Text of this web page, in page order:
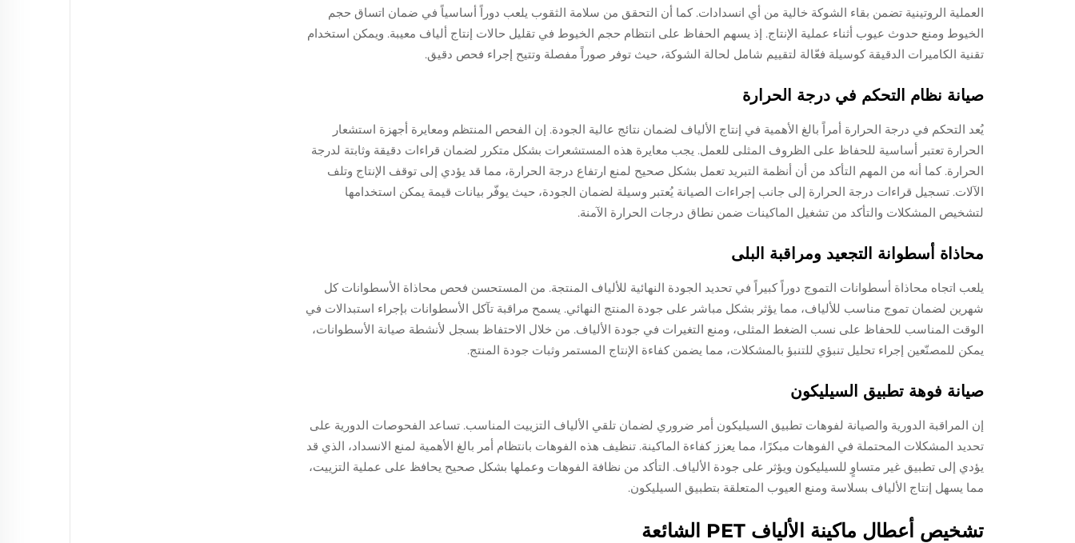
العملية الروتينية تضمن بقاء الشوكة خالية من أي انسدادات. كما أن التحقق من سلامة الثقوب يلعب دوراً أساسياً في ضمان اتساق حجم
الخيوط ومنع حدوث عيوب أثناء عملية الإنتاج. إذ يسهم الحفاظ على انتظام حجم الخيوط في تقليل حالات إنتاج ألياف معيبة. ويمكن استخدام
تقنية الكاميرات الدقيقة كوسيلة فعّالة لتقييم شامل لحالة الشوكة، حيث توفر صوراً مفصلة وتتيح إجراء فحص دقيق.
صيانة نظام التحكم في درجة الحرارة
يُعد التحكم في درجة الحرارة أمراً بالغ الأهمية في إنتاج الألياف لضمان نتائج عالية الجودة. إن الفحص المنتظم ومعايرة أجهزة استشعار
الحرارة تعتبر أساسية للحفاظ على الظروف المثلى للعمل. يجب معايرة هذه المستشعرات بشكل متكرر لضمان قراءات دقيقة وثابتة لدرجة
الحرارة. كما أنه من المهم التأكد من أن أنظمة التبريد تعمل بشكل صحيح لمنع ارتفاع درجة الحرارة، مما قد يؤدي إلى توقف الإنتاج وتلف
الآلات. تسجيل قراءات درجة الحرارة إلى جانب إجراءات الصيانة يُعتبر وسيلة لضمان الجودة، حيث يوفّر بيانات قيمة يمكن استخدامها
لتشخيص المشكلات والتأكد من تشغيل الماكينات ضمن نطاق درجات الحرارة الآمنة.
محاذاة أسطوانة التجعيد ومراقبة البلى
يلعب اتجاه محاذاة أسطوانات التموج دوراً كبيراً في تحديد الجودة النهائية للألياف المنتجة. من المستحسن فحص محاذاة الأسطوانات كل
شهرين لضمان تموج مناسب للألياف، مما يؤثر بشكل مباشر على جودة المنتج النهائي. يسمح مراقبة تآكل الأسطوانات بإجراء استبدالات في
الوقت المناسب للحفاظ على نسب الضغط المثلى، ومنع التغيرات في جودة الألياف. من خلال الاحتفاظ بسجل لأنشطة صيانة الأسطوانات،
يمكن للمصنّعين إجراء تحليل تنبؤي للتنبؤ بالمشكلات، مما يضمن كفاءة الإنتاج المستمر وثبات جودة المنتج.
صيانة فوهة تطبيق السيليكون
إن المراقبة الدورية والصيانة لفوهات تطبيق السيليكون أمر ضروري لضمان تلقي الألياف التزييت المناسب. تساعد الفحوصات الدورية على
تحديد المشكلات المحتملة في الفوهات مبكرًا، مما يعزز كفاءة الماكينة. تنظيف هذه الفوهات بانتظام أمر بالغ الأهمية لمنع الانسداد، الذي قد
يؤدي إلى تطبيق غير متساوٍ للسيليكون ويؤثر على جودة الألياف. التأكد من نظافة الفوهات وعملها بشكل صحيح يحافظ على عملية التزييت،
مما يسهل إنتاج الألياف بسلاسة ومنع العيوب المتعلقة بتطبيق السيليكون.
تشخيص أعطال ماكينة الألياف PET الشائعة